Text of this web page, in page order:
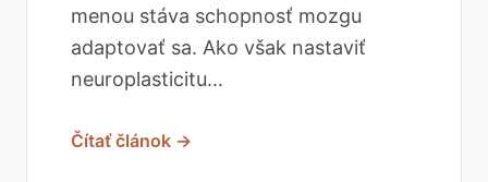
menou stáva schopnosť mozgu
adaptovať sa. Ako však nastaviť
neuroplasticitu...
Čítať článok →